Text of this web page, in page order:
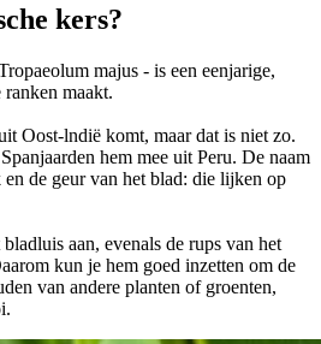
kers?
majus - is een eenjarige,
maakt.
Oost-lndië komt, maar dat is niet zo.
hem mee uit Peru. De naam
en de geur van het blad: die lijken op
aan, evenals de rups van het
kun je hem goed inzetten om de
van andere planten of groenten,